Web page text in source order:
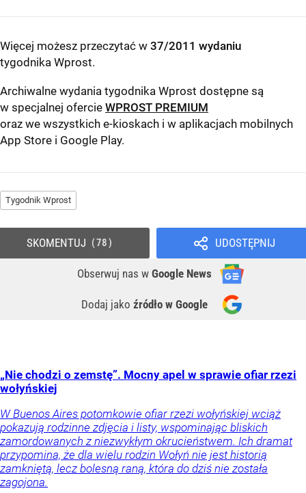
Więcej możesz przeczytać w 37/2011 wydaniu
tygodnika Wprost.
Archiwalne wydania tygodnika Wprost dostępne są
w specjalnej ofercie WPROST PREMIUM
oraz we wszystkich e-kioskach i w aplikacjach mobilnych
App Store i Google Play.
Tygodnik Wprost
UDOSTĘPNIJ
Obserwuj nas w Google News
Dodaj jako źródło w Google
SKOMENTUJ 78
„Nie chodzi o zemstę”. Mocny apel w sprawie ofiar rzezi
wołyńskiej
W Buenos Aires potomkowie ofiar rzezi wołyńskiej wciąż
pokazują rodzinne zdjęcia i listy, wspominając bliskich
zamordowanych z niezwykłym okrucieństwem. Ich dramat
przypomina, że dla wielu rodzin Wołyń nie jest historią
zamkniętą, lecz bolesną raną, która do dziś nie została
zagojona.